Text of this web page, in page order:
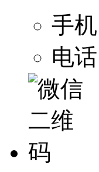
手
电